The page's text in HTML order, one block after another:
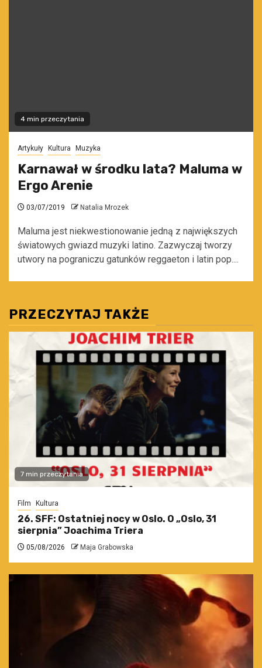
4 min przeczytania
Artykuły Kultura Muzyka
Karnawał w środku lata? Maluma w
Ergo Arenie
03/07/2019 Natalia Mrozek
Maluma jest niekwestionowanie jedną z największych
światowych gwiazd muzyki latino. Zazwyczaj tworzy
utwory na pograniczu gatunków reggaeton i latin pop....
PRZECZYTAJ TAKŻE
7 min przeczytania
Film Kultura
26. SFF: Ostatniej nocy w Oslo. O „Oslo, 31
sierpnia” Joachima Triera
05/08/2026 Maja Grabowska